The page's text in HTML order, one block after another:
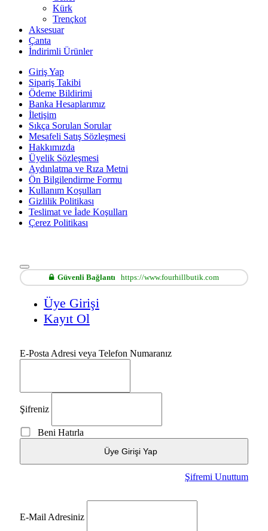
Kürk
Trençkot
Aksesuar
Çanta
İndirimli Ürünler
Giriş Yap
Sipariş Takibi
Ödeme Bildirimi
Banka Hesaplarımız
İletişim
Sıkça Sorulan Sorular
Mesafeli Satış Sözleşmesi
Hakkımızda
Üyelik Sözleşmesi
Aydınlatma ve Rıza Metni
Ön Bilgilendirme Formu
Kullanım Koşulları
Gizlilik Politikası
Teslimat ve İade Koşulları
Çerez Politikası
Güvenli Bağlantı https://www.fourhillbutik.com
Üye Girişi
Kayıt Ol
E-Posta Adresi veya Telefon Numaranız
Şifreniz
Beni Hatırla
Üye Girişi Yap
Şifremi Unuttum
E-Mail Adresiniz